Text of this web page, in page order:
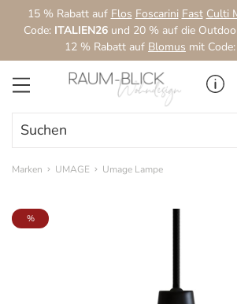
Zum Hauptinhalt springen
15 % Rabatt auf Flos Foscarini Fast Culti
Code: ITALIEN26und 20 % auf die
12 % Rabatt auf Blomus mit Code:
Marken UMAGE Umage Lampe
Bildergalerie überspringen
%